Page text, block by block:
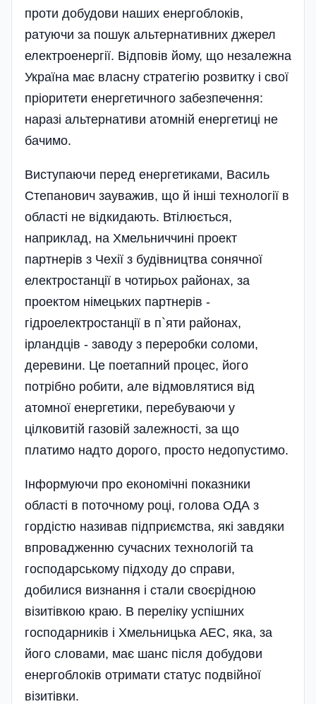
проти добудови наших енергоблоків,
ратуючи за пошук альтернативних джерел
електроенергії. Відповів йому, що незалежна
Україна має власну стратегію розвитку і свої
пріоритети енергетичного забезпечення:
наразі альтернативи атомній енергетиці не
бачимо.
Виступаючи перед енергетиками, Василь
Степанович зауважив, що й інші технології в
області не відкидають. Втілюється,
наприклад, на Хмельниччині проект
партнерів з Чехії з будівництва сонячної
електростанції в чотирьох районах, за
проектом німецьких партнерів -
гідроелектростанції в п`яти районах,
ірландців - заводу з переробки соломи,
деревини. Це поетапний процес, його
потрібно робити, але відмовлятися від
атомної енергетики, перебуваючи у
цілковитій газовій залежності, за що
платимо надто дорого, просто недопустимо.
Інформуючи про економічні показники
області в поточному році, голова ОДА з
гордістю називав підприємства, які завдяки
впровадженню сучасних технологій та
господарському підходу до справи,
добилися визнання і стали своєрі­дною
візитівкою краю. В переліку успішних
господарників і Хмельницька АЕС, яка, за
його словами, має шанс після добудови
енергоблоків отримати статус подвійної
візитівки.